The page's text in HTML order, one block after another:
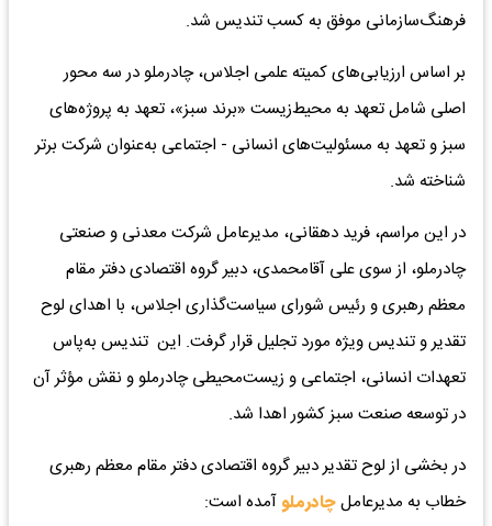
فرهنگ‌سازمانی موفق به کسب تندیس شد.
بر اساس ارزیابی‌های کمیته علمی اجلاس، چادرملو در سه محور
اصلی شامل تعهد به محیط‌زیست «برند سبز»، تعهد به پروژه‌های
سبز و تعهد به مسئولیت‌های انسانی - اجتماعی به‌عنوان شرکت برتر
شناخته شد.
در این مراسم، فرید دهقانی، مدیرعامل شرکت معدنی و صنعتی
چادرملو، از سوی علی آقامحمدی، دبیر گروه اقتصادی دفتر مقام
معظم رهبری و رئیس شورای سیاست‌گذاری اجلاس، با اهدای لوح
تقدیر و تندیس ویژه مورد تجلیل قرار گرفت. این تندیس به‌پاس
تعهدات انسانی، اجتماعی و زیست‌محیطی چادرملو و نقش مؤثر آن
در توسعه صنعت سبز کشور اهدا شد.
در بخشی از لوح تقدیر دبیر گروه اقتصادی دفتر مقام معظم رهبری
خطاب به مدیرعاملچادرملو آمده است: